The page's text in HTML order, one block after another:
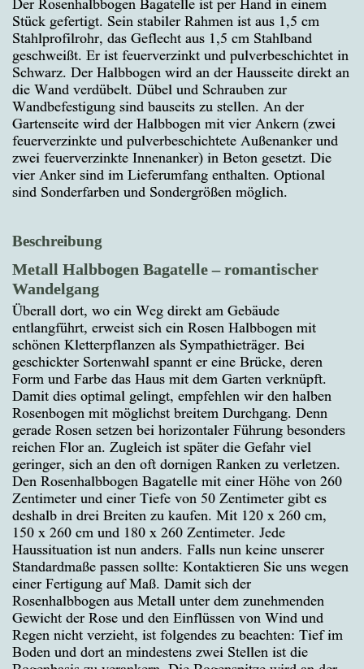
Der Rosenhalbbogen Bagatelle ist per Hand in einem
Stück gefertigt. Sein stabiler Rahmen ist aus 1,5 cm
Stahlprofilrohr, das Geflecht aus 1,5 cm Stahlband
geschweißt. Er ist feuerverzinkt und pulverbeschichtet in
Schwarz. Der Halbbogen wird an der Hausseite direkt an
die Wand verdübelt. Dübel und Schrauben zur
Wandbefestigung sind bauseits zu stellen. An der
Gartenseite wird der Halbbogen mit vier Ankern (zwei
feuerverzinkte und pulverbeschichtete Außenanker und
zwei feuerverzinkte Innenanker) in Beton gesetzt. Die
vier Anker sind im Lieferumfang enthalten. Optional
sind Sonderfarben und Sondergrößen möglich.
Beschreibung
Metall Halbbogen Bagatelle – romantischer
Wandelgang
Überall dort, wo ein Weg direkt am Gebäude
entlangführt, erweist sich ein Rosen Halbbogen mit
schönen Kletterpflanzen als Sympathieträger. Bei
geschickter Sortenwahl spannt er eine Brücke, deren
Form und Farbe das Haus mit dem Garten verknüpft.
Damit dies optimal gelingt, empfehlen wir den halben
Rosenbogen mit möglichst breitem Durchgang. Denn
gerade Rosen setzen bei horizontaler Führung besonders
reichen Flor an. Zugleich ist später die Gefahr viel
geringer, sich an den oft dornigen Ranken zu verletzen.
Den Rosenhalbbogen Bagatelle mit einer Höhe von 260
Zentimeter und einer Tiefe von 50 Zentimeter gibt es
deshalb in drei Breiten zu kaufen. Mit 120 x 260 cm,
150 x 260 cm und 180 x 260 Zentimeter. Jede
Haussituation ist nun anders. Falls nun keine unserer
Standardmaße passen sollte: Kontaktieren Sie uns wegen
einer Fertigung auf Maß. Damit sich der
Rosenhalbbogen aus Metall unter dem zunehmenden
Gewicht der Rose und den Einflüssen von Wind und
Regen nicht verzieht, ist folgendes zu beachten: Tief im
Boden und dort an mindestens zwei Stellen ist die